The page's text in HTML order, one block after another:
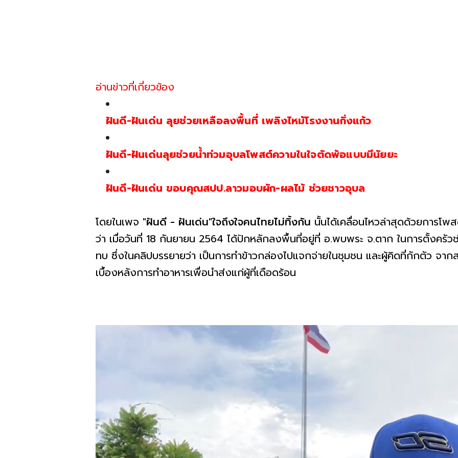
อ่านข่าวที่เกี่ยวข้อง
ฝันดี-ฝันเด่น ลุยช่วยเหลือลงพื้นที่ เพลิงไหม้โรงงานกิ่งแก้ว
ฝันดี-ฝันเด่นลุยช่วยน้ำท่วมอุบลโพสต์ความในใจตัดพ้อแบบมีนัยยะ
ฝันดี-ฝันเด่น ขอบคุณสปป.ลาวมอบผัก-ผลไม้ ช่วยชาวอุบล
โดยในเพจ "ฝันดี - ฝันเด่น"ใจถึงใจคนไทยไม่ทิ้งกัน นั้นได้เคลื่อนไหวล่าสุดด้วยการโ
ว่า เมื่อวันที่ 18 กันยายน 2564 ได้ปักหลักลงพื้นที่อยู่ที่ อ.พบพระ จ.ตาก ในการตั้งครัวช่
ทบ ซึ่งในคลิปบรรยายว่า เป็นการทำข้าวกล่องไปแจกจ่ายในชุมชน และผู้คิดที่กักตัว จาก
เบื้องหลังการทำอาหารเพื่อนำส่งแก่ผู้ที่เดือดร้อน